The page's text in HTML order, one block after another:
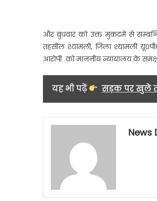
और बुधवार को उक्त मुकदमें से
तहसील श्यामली, जिला श्यामली
आरोपी को माननीय न्यायालय के
यह भी पढ़ें सड़क पर खुले
News